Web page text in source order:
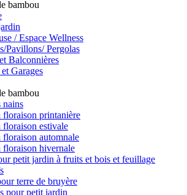
/ Espace Wellness
Pavillons/ Pergolas
Balconnières
Garages
nains
floraison printanière
floraison estivale
floraison automnale
floraison hivernale
petit jardin à fruits et bois et feuillage
terre de bruyère
pour petit jardin